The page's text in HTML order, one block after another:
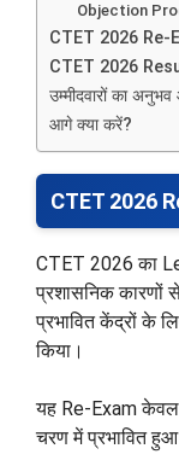
Objection
CTET 2026 Re-
CTET 2026
उम्मीदवारों का
आगे क्या करें?
CTET 2026
CTET 2026 का
प्रशासनिक कारणों
प्रभावित केंद्रों के
किया।
यह Re-Exam केवल
चरण में प्रभावित